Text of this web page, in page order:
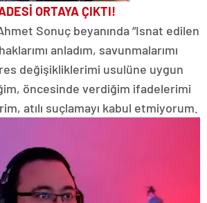
ORTAYA ÇIKTI!
Sonuç beyanında “Isnat edilen
anladım, savunmalarımı
değişikliklerimi usulüne uygun
öncesinde verdiğim ifadelerimi
atılı suçlamayı kabul etmiyorum.